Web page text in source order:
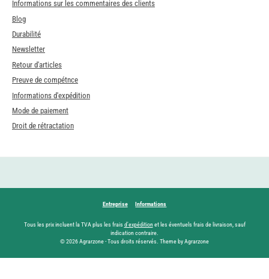
Informations sur les commentaires des clients
Blog
Durabilité
Newsletter
Retour d'articles
Preuve de compétnce
Informations d'expédition
Mode de paiement
Droit de rétractation
Entreprise Informations
Tous les prix incluent la TVA plus les frais d'expéditionet les éventuels frais de livraison, sauf
indication contraire.
© 2026 Agrarzone - Tous droits réservés. Theme by Agrarzone